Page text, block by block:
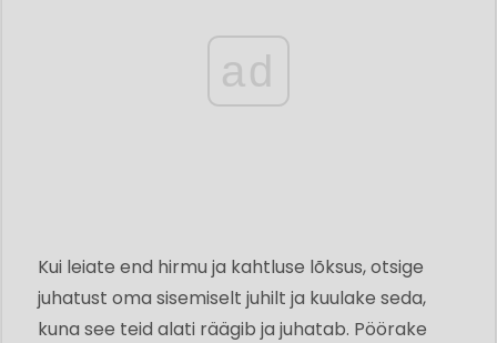
ad
Kui leiate end hirmu ja kahtluse lõksus, otsige
juhatust oma sisemiselt juhilt ja kuulake seda,
kuna see teid alati räägib ja juhatab. Pöörake